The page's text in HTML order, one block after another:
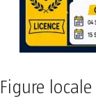
Figure